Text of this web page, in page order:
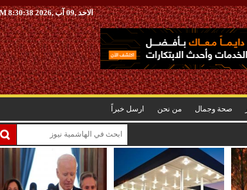
الاحد ,09 آب ,2026 8:30:39 AM
صحة وجمال من نحن ارسل خبراً